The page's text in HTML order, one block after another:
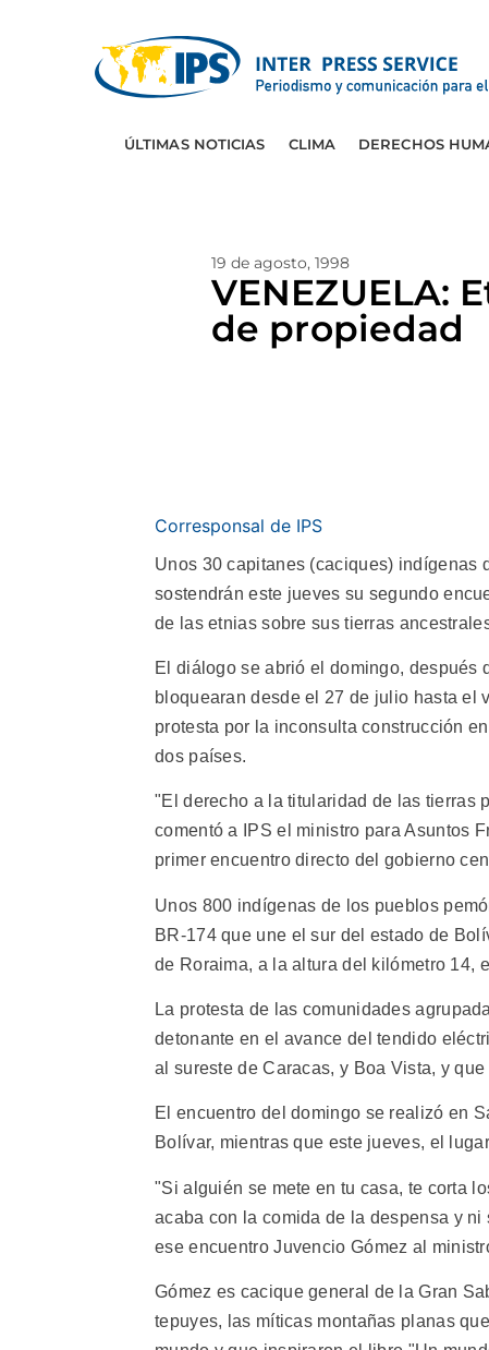
ÚLTIMAS NOTICIAS CLIMA DERECHOS
19 de agosto, 1998
VENEZUELA:
de propiedad
Corresponsal de IPS
Unos 30 capitanes (caciques) indígenas
sostendrán este jueves su segundo
de las etnias sobre sus tierras
El diálogo se abrió el domingo,
bloquearan desde el 27 de julio hasta el
protesta por la inconsulta construcción
dos países.
"El derecho a la titularidad de las tierras
comentó a IPS el ministro para Asuntos
primer encuentro directo del gobierno
Unos 800 indígenas de los pueblos
BR-174 que une el sur del estado de
de Roraima, a la altura del kilómetro 14,
La protesta de las comunidades
detonante en el avance del tendido
al sureste de Caracas, y Boa Vista, y
El encuentro del domingo se realizó en
Bolívar, mientras que este jueves, el
"Si alguién se mete en tu casa, te corta
acaba con la comida de la despensa y
ese encuentro Juvencio Gómez al
Gómez es cacique general de la Gran
tepuyes, las míticas montañas planas